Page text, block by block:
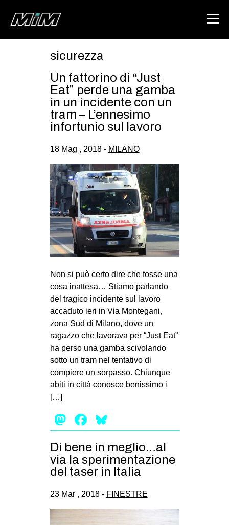
ABOUT
DEGENERAZIONE
GAZA FREESTYLE
CSOA LAMBRETTA
MSM
STUDENTI TSUNAMI
ZAM
MILANO
MOBILITAZIONI
SPAZI
SPORT POPOLARE
MOVIMENTI
AMBIENTE
ANTIFASCISMO
DIRITTO ALL’ABITARE
GENERI
REPRESSIONE
STUDENTI
CULTURE
sicurezza
Un fattorino di “Just
Eat” perde una gamba
in un incidente con un
tram – L’ennesimo
infortunio sul lavoro
18 Mag , 2018 - MILANO
Non si può certo dire che fosse una
cosa inattesa… Stiamo parlando
del tragico incidente sul lavoro
accaduto ieri in Via Montegani,
zona Sud di Milano, dove un
ragazzo che lavorava per “Just Eat”
ha perso una gamba scivolando
sotto un tram nel tentativo di
compiere un sorpasso. Chiunque
abiti in città conosce benissimo i
[…]
Mastodon
Facebook
Di bene in meglio…al
via la sperimentazione
del taser in Italia
23 Mar , 2018 - FINESTRE